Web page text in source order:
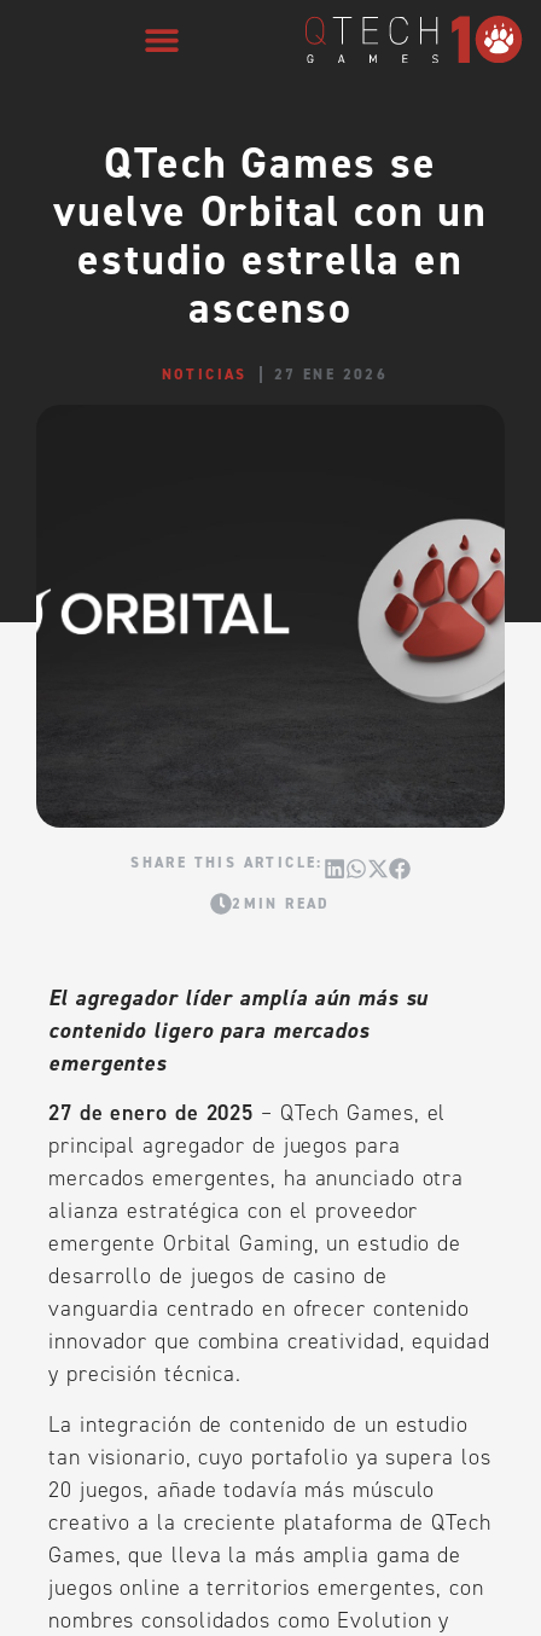
QTech Games se
vuelve Orbital con un
estudio estrella en
ascenso
NOTICIAS 27 ENE 2026
2MIN READ
El agregador líder amplía aún más su
contenido ligero para mercados
emergentes
27 de enero de 2025 – QTech Games, el
principal agregador de juegos para
mercados emergentes, ha anunciado otra
alianza estratégica con el proveedor
emergente Orbital Gaming, un estudio de
desarrollo de juegos de casino de
vanguardia centrado en ofrecer contenido
innovador que combina creatividad, equidad
y precisión técnica.
La integración de contenido de un estudio
tan visionario, cuyo portafolio ya supera los
20 juegos, añade todavía más músculo
creativo a la creciente plataforma de QTech
Games, que lleva la más amplia gama de
juegos online a territorios emergentes, con
nombres consolidados como Evolution y